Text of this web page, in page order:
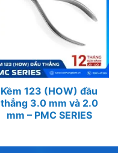
Kềm 123 (HOW) đầu
thẳng 3.0 mm và 2.0
mm – PMC SERIES